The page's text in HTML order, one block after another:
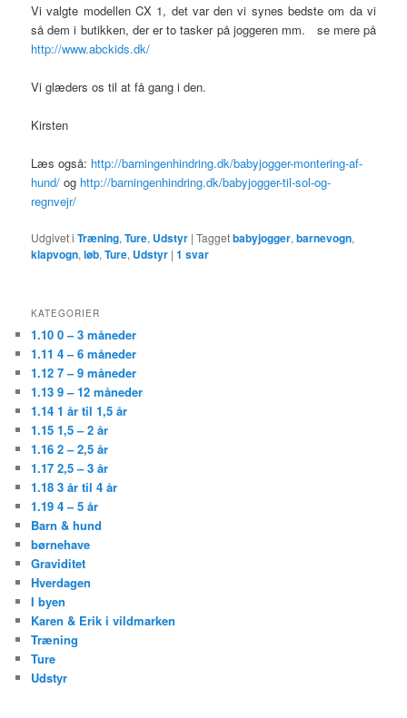
Vi valgte modellen CX 1, det var den vi synes bedste om da vi
så dem i butikken, der er to tasker på joggeren mm. se mere på
http://www.abckids.dk/
Vi glæders os til at få gang i den.
Kirsten
Læs også: http://barningenhindring.dk/babyjogger-montering-af-
hund/ og http://barningenhindring.dk/babyjogger-til-sol-og-
regnvejr/
Udgivet i Træning,Ture, Udstyr |Taggetbabyjogger,barnevogn,
klapvogn,løb,Ture, Udstyr |1 svar
KATEGORIER
1.10 0 – 3 måneder
1.11 4 – 6 måneder
1.12 7 – 9 måneder
1.13 9 – 12 måneder
1.14 1 år til 1,5 år
1.15 1,5 – 2 år
1.16 2 – 2,5 år
1.17 2,5 – 3 år
1.18 3 år til 4 år
1.19 4 – 5 år
Barn & hund
børnehave
Graviditet
Hverdagen
I byen
Karen & Erik i vildmarken
Træning
Ture
Udstyr